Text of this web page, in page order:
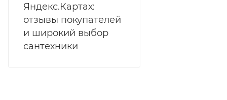
Яндекс.Картах:
отзывы покупателей
и широкий выбор
сантехники